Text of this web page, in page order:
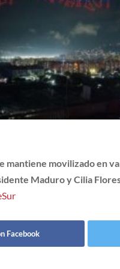
mantiene movilizado en
Maduro y Cilia
Facebook